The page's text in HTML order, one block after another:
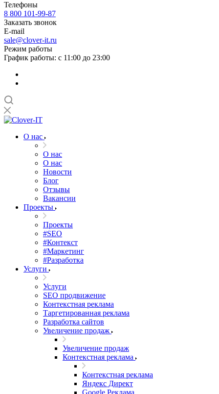
Телефоны
8 800 101-99-87
Заказать звонок
E-mail
sale@clover-it.ru
Режим работы
График работы: с 11:00 до 23:00
О нас
О нас
О нас
Новости
Блог
Отзывы
Вакансии
Проекты
Проекты
#SEO
#Контекст
#Маркетинг
#Разработка
Услуги
Услуги
SEO продвижение
Контекстная реклама
Таргетированная реклама
Разработка сайтов
Увеличение продаж
Увеличение продаж
Контекстная реклама
Контекстная реклама
Яндекс Директ
Google Реклама